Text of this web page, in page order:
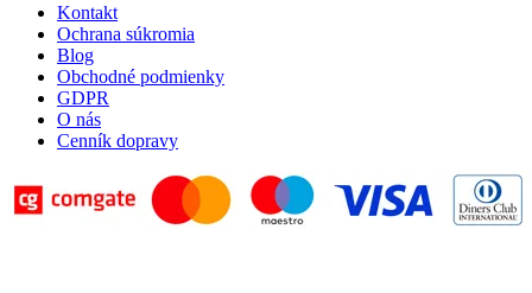
Kontakt
Ochrana súkromia
Blog
Obchodné podmienky
GDPR
O nás
Cenník dopravy